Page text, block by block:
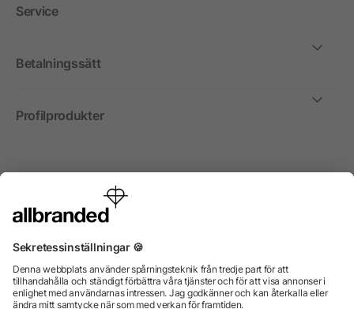
Service
Betalningssätt
Profilprodukter
Internationellt